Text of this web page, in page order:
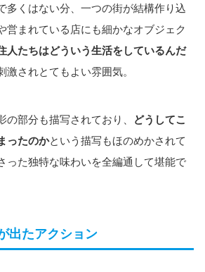
多くはない分、一つの街が結構作り込
営まれている店にも細かなオブジェク
人たちはどういう生活をしているんだ
激されとてもよい雰囲気。
の部分も描写されており、
どうしてこ
ったのかという描写もほのめかされて
った独特な味わいを全編通して堪能で
出たアクション